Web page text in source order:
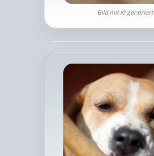
Bild mit KI generiert